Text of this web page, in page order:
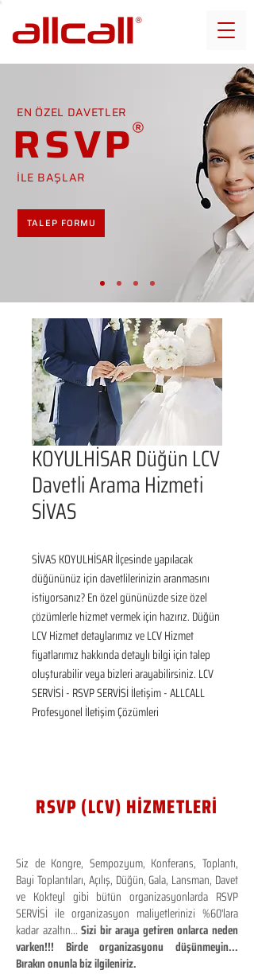
EN ÖZEL DAVETLER
RSVP
İLE BAŞLAR
TALEP FORMU
KOYULHİSAR Düğün LCV
Davetli Arama Hizmeti
SİVAS
SİVAS KOYULHİSAR İlçesinde yapılacak
düğününüz için davetlilerinizin aranmasını
istiyorsanız? En özel gününüzde size özel
çözümlerle hizmet vermek için hazırız. Düğün
LCV Hizmet detaylarımız ve LCV Hizmet
fiyatlarımız hakkında detaylı bilgi için talep
oluşturabilir veya bizleri arayabilirsiniz. LCV
SERVİSİ - RSVP SERVİSİ İletişim - ALLCALL
Profesyonel İletişim Çözümleri
RSVP (LCV) HİZMETLERİ
Siz de Kongre, Sempozyum, Konferans, Toplantı,
Bayi Toplantıları, Açılış, Düğün, Gala, Lansman, Davet
ve Kokteyl gibi bütün organizasyonlarda RSVP
SERVİSİ ile organizasyon maliyetlerinizi %60'lara
kadar azaltın...Sizi bir araya getiren onlarca neden
varken!!! Birde organizasyonu düşünmeyin...
Bırakın onunla biz ilgileniriz.